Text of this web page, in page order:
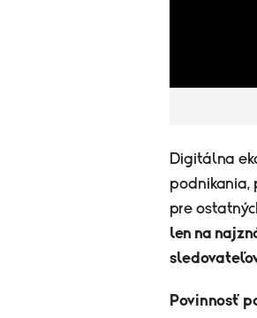
Digitálna
podnikania,
pre
len na
Povinnosť